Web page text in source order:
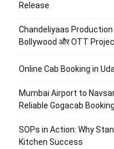
Release
Chandeliyaas Production
Bollywood और OTT
Online Cab Booking in
Mumbai Airport to
Reliable Gogacab Booking
SOPs in Action: Why
Kitchen Success